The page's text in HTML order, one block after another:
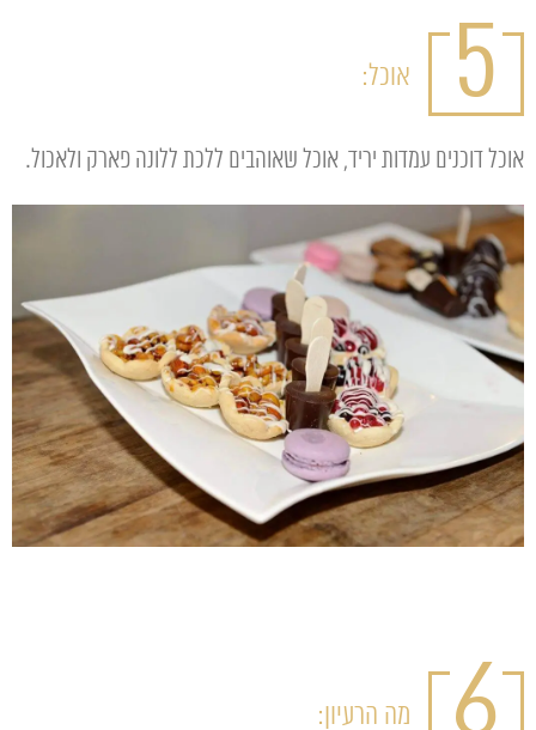
5 אוכל:
אוכל דוכנים עמדות יריד, אוכל שאוהבים ללכת ללונה פארק ולאכול.
מה הרעיון: